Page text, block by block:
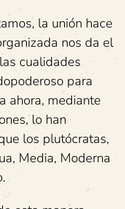
la unión hace
nos da el
cualidades
para
ahora, mediante
lo han
los plutócratas,
Media, Moderna